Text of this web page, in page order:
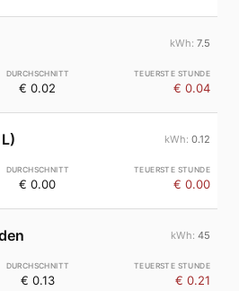
7.5
€ 0.02 € 0.04
0.12
€ 0.00 € 0.00
45
€ 0.13 € 0.21